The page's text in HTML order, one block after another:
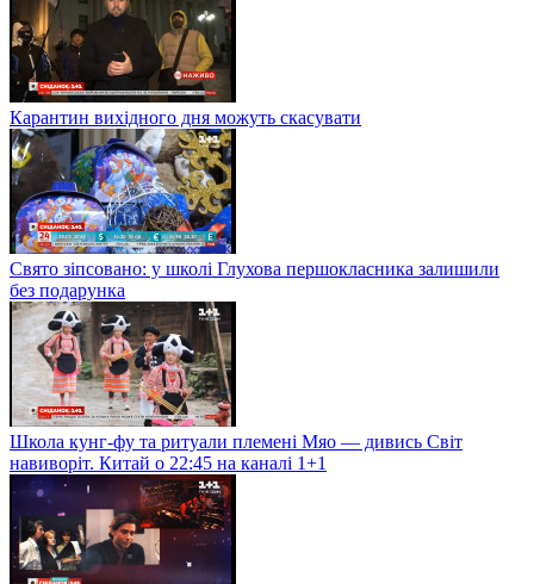
Карантин вихідного дня можуть скасувати
Свято зіпсовано: у школі Глухова першокласника залишили
без подарунка
Школа кунг-фу та ритуали племені Мяо — дивись Світ
навиворіт. Китай о 22:45 на каналі 1+1